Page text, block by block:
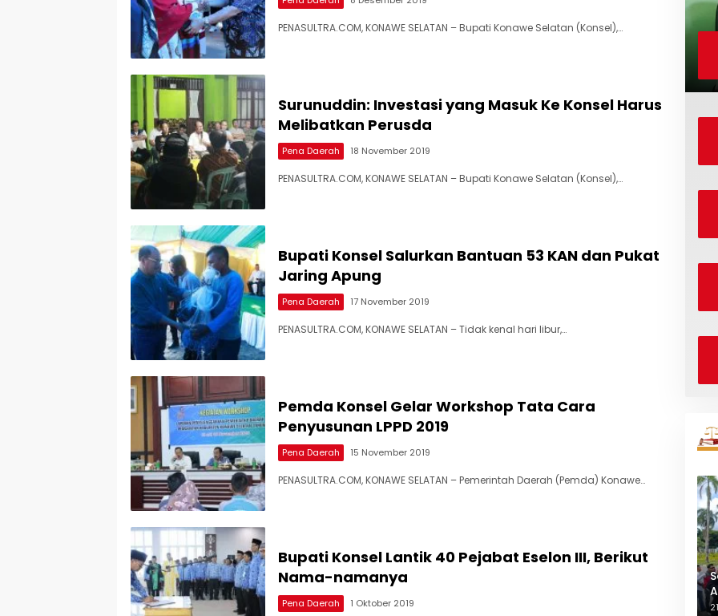
PENASULTRA.COM, KONAWE SELATAN – Bupati Konawe Selatan (Konsel),…
Surunuddin: Investasi yang Masuk Ke Konsel Harus
Melibatkan Perusda
Pena Daerah 18 November 2019
PENASULTRA.COM, KONAWE SELATAN – Bupati Konawe Selatan (Konsel),…
Bupati Konsel Salurkan Bantuan 53 KAN dan Pukat
Jaring Apung
Pena Daerah 17 November 2019
PENASULTRA.COM, KONAWE SELATAN – Tidak kenal hari libur,…
Pemda Konsel Gelar Workshop Tata Cara
Penyusunan LPPD 2019
Pena Daerah 15 November 2019
PENASULTRA.COM, KONAWE SELATAN – Pemerintah Daerah (Pemda) Konawe…
Bupati Konsel Lantik 40 Pejabat Eselon III, Berikut
Nama-namanya
Pena Daerah 1 Oktober 2019